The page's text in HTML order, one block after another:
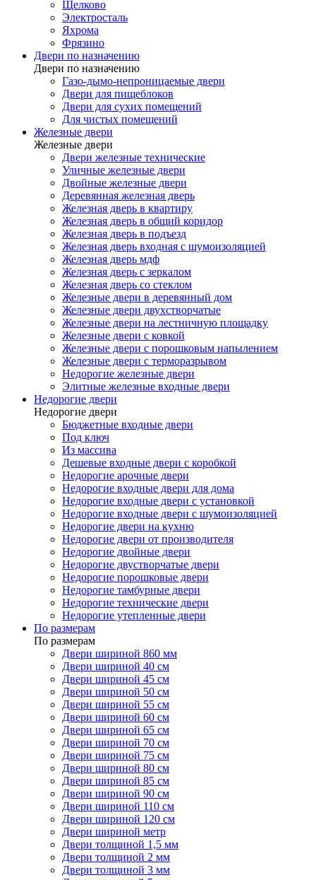
Щелково
Электросталь
Яхрома
Фрязино
Двери по назначению
Двери по назначению
Газо-дымо-непроницаемые двери
Двери для пищеблоков
Двери для сухих помещений
Для чистых помещений
Железные двери
Железные двери
Двери железные технические
Уличные железные двери
Двойные железные двери
Деревянная железная дверь
Железная дверь в квартиру
Железная дверь в общий коридор
Железная дверь в подъезд
Железная дверь входная с шумоизоляцией
Железная дверь мдф
Железная дверь с зеркалом
Железная дверь со стеклом
Железные двери в деревянный дом
Железные двери двухстворчатые
Железные двери на лестничную площадку
Железные двери с ковкой
Железные двери с порошковым напылением
Железные двери с терморазрывом
Недорогие железные двери
Элитные железные входные двери
Недорогие двери
Недорогие двери
Бюджетные входные двери
Под ключ
Из массива
Дешевые входные двери с коробкой
Недорогие арочные двери
Недорогие входные двери для дома
Недорогие входные двери с установкой
Недорогие входные двери с шумоизоляцией
Недорогие двери на кухню
Недорогие двери от производителя
Недорогие двойные двери
Недорогие двустворчатые двери
Недорогие порошковые двери
Недорогие тамбурные двери
Недорогие технические двери
Недорогие утепленные двери
По размерам
По размерам
Двери шириной 860 мм
Двери шириной 40 см
Двери шириной 45 см
Двери шириной 50 см
Двери шириной 55 см
Двери шириной 60 см
Двери шириной 65 см
Двери шириной 70 см
Двери шириной 75 см
Двери шириной 80 см
Двери шириной 85 см
Двери шириной 90 см
Двери шириной 110 см
Двери шириной 120 см
Двери шириной метр
Двери толщиной 1,5 мм
Двери толщиной 2 мм
Двери толщиной 3 мм